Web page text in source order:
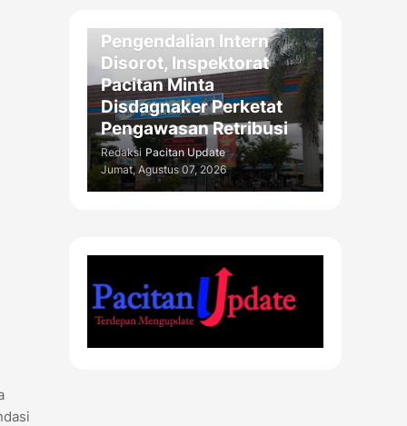
Pengendalian Intern
Disorot, Inspektorat
Pacitan Minta
Disdagnaker Perketat
Pengawasan Retribusi
Redaksi Pacitan Update
Jumat, Agustus 07, 2026